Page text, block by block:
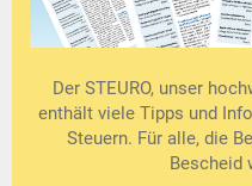
Der STEURO, unser
enthält viele Tipps und
Steuern. Für alle, die
Bescheid